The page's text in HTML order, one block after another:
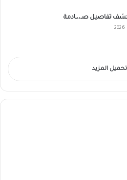
تفاصيل صـ،،ـادمة
تحميل المزيد